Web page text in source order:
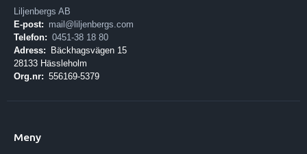
Liljenbergs AB
E-post: mail@liljenbergs.com
Telefon: 0451-38 18 80
Adress:
Bäckhagsvägen 15
28133 Hässleholm
Org.nr: 556169-5379
Meny